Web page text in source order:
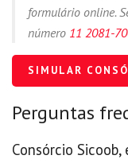
formulário online.
número 11 2081-
SIMULAR
Perguntas
Consórcio Sicoob,